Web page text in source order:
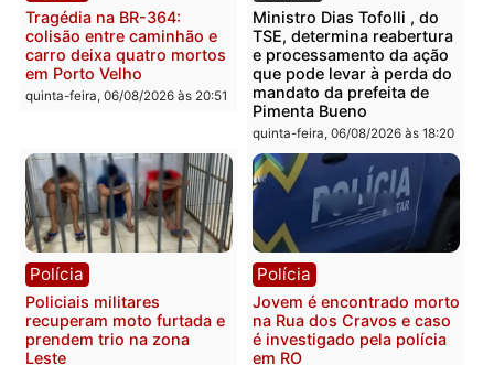
Homem é encontrado
morto em residência no
bairro Colina Park em RO
sexta-feira, 07/08/2026 às 09:30
Polícia Militar apreende
explosivos e
durante patrulhamento
fluvial no Rio Madeira em
Porto Velho
sexta-feira, 07/08/2026 às
Polícia
Tragédia na BR-364:
colisão entre caminhão e
carro deixa quatro mortos
Política
Ministro Dias Tofolli , do
TSE, determina
e processamento da